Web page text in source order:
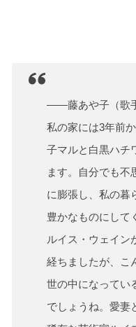
――藤あや子（歌
私の家には3年前
子マルと白黒ハチ
ます。自分でも不
に膨張し、私の暮
豊かなものにして
ルイス・ウェイン
経ちましたが、こ
世の中になってい
でしょうね。愛妻